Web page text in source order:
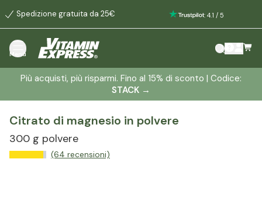
Spedizione gratuita da 25€ : 4.1 / 5
Menù
Più acquisti, più risparmi. Fino al 15% di sconto | Codice:
STACK →
Citrato di magnesio in polvere
300 g polvere
(64 recensioni)